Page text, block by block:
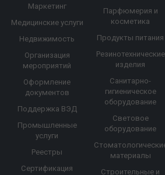
Маркетинг
Медицинские услуги
Недвижимость
Организация
мероприятий
Оформление
документов
Поддержка ВЭД
Промышленные
услуги
Реестры
Сертификация
Парфюмерия и
косметика
Продукты питания
Резинотехнические
изделия
Санитарно-
гигиеническое
оборудование
Световое
оборудование
материалы
Строительные и